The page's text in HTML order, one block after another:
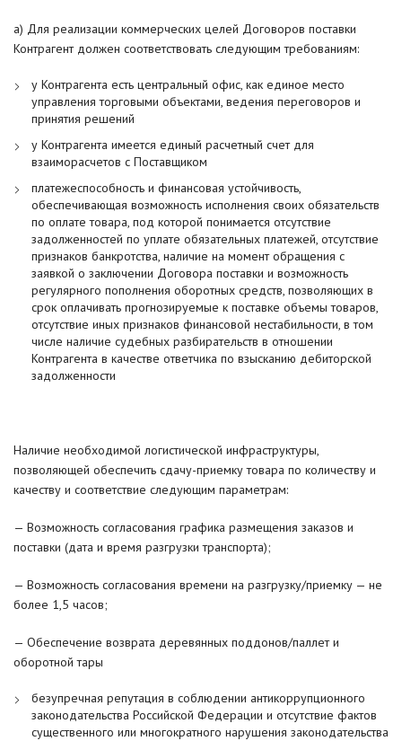
а) Для реализации коммерческих целей Договоров поставки
Контрагент должен соответствовать следующим требованиям:
у Контрагента есть центральный офис, как единое место
управления торговыми объектами, ведения переговоров и
принятия решений
у Контрагента имеется единый расчетный счет для
взаиморасчетов с Поставщиком
платежеспособность и финансовая устойчивость,
обеспечивающая возможность исполнения своих обязательств
по оплате товара, под которой понимается отсутствие
задолженностей по уплате обязательных платежей, отсутствие
признаков банкротства, наличие на момент обращения с
заявкой о заключении Договора поставки и возможность
регулярного пополнения оборотных средств, позволяющих в
срок оплачивать прогнозируемые к поставке объемы товаров,
отсутствие иных признаков финансовой нестабильности, в том
числе наличие судебных разбирательств в отношении
Контрагента в качестве ответчика по взысканию дебиторской
задолженности
Наличие необходимой логистической инфраструктуры,
позволяющей обеспечить сдачу-приемку товара по количеству и
качеству и соответствие следующим параметрам:
— Возможность согласования графика размещения заказов и
поставки (дата и время разгрузки транспорта);
— Возможность согласования времени на разгрузку/приемку — не
более 1,5 часов;
— Обеспечение возврата деревянных поддонов/паллет и
оборотной тары
безупречная репутация в соблюдении антикоррупционного
законодательства Российской Федерации и отсутствие фактов
существенного или многократного нарушения законодательства